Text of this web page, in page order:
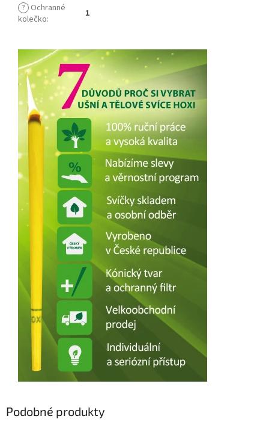
? Ochranné
kolečko: 1
Podobné produkty